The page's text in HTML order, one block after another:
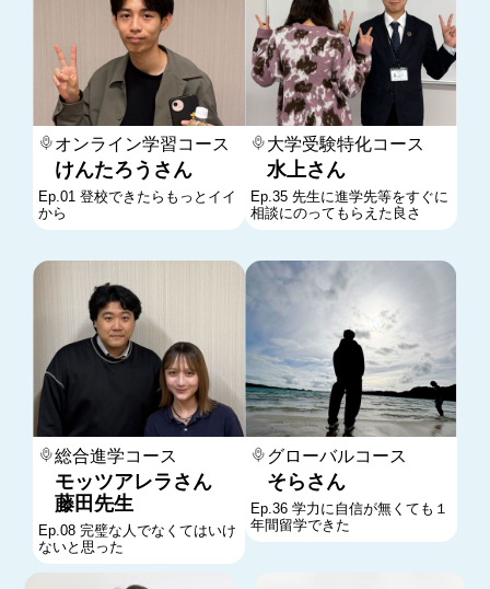
オンライン学習コース
けんたろうさん
Ep.01 登校できたらもっとイイ
から
大学受験特化コース
水上さん
Ep.35 先生に進学先等をすぐに
相談にのってもらえた良さ
総合進学コース
モッツアレラさん
藤田先生
Ep.08 完璧な人でなくてはいけ
ないと思った
グローバルコース
そらさん
Ep.36 学力に自信が無くても１
年間留学できた